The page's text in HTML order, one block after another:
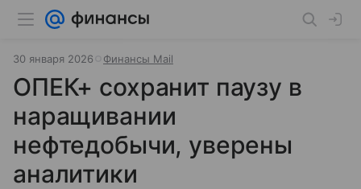
30 января 2026 Финансы Mail
ОПЕК+ сохранит паузу в
наращивании
нефтедобычи, уверены
аналитики